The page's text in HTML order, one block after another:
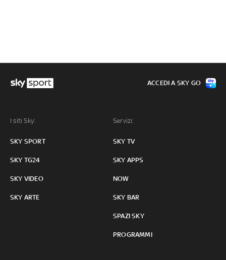
I siti Sky:
SKY SPORT
SKY TG24
SKY VIDEO
SKY ARTE
Servizi:
SKY TV
SKY APPS
NOW
SKY BAR
SPAZI SKY
PROGRAMMI
ACCEDI A SKY GO